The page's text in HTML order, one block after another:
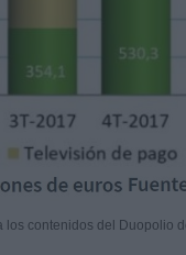
contenidos del Duopolio